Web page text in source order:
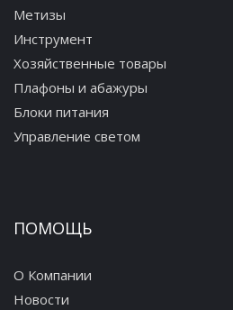
Метизы
Инструмент
Хозяйственные товары
Плафоны и абажуры
Блоки питания
Управление светом
ПОМОЩЬ
О Компании
Новости